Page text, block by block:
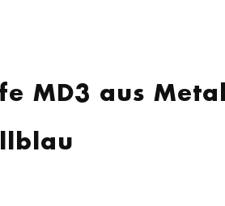
MD3 aus Metall